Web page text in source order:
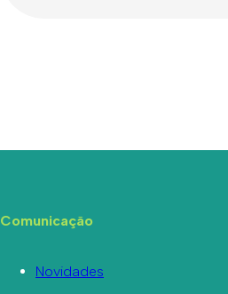
Comunicação
Novidades